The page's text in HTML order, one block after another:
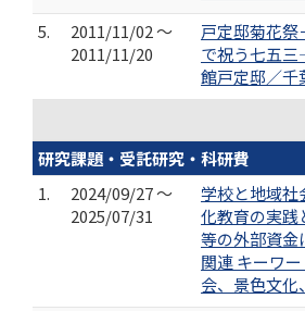
5.
2011/11/02 ～
2011/11/20
戸定邸菊花
で祝う七五
館戸定邸／千
研究課題・受託研究・科研費
1.
2024/09/27 ～
2025/07/31
学校と地域社
化教育の実践
等の外部資金
関連 キーワ
会、景色文化